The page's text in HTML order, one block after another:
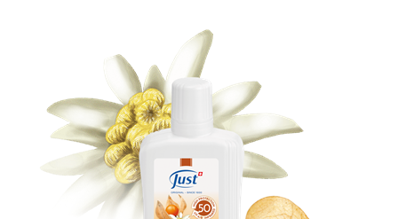
Spécialités
Soins lèvres
Déodorants
Soins des mains
Produits ménagers